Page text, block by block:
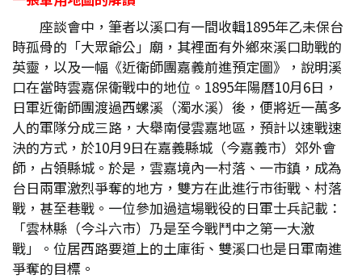
座談會中，筆者以溪口有一間收輯1895年乙未保台
時孤骨的「大眾爺公」廟，其裡面有外鄉來溪口助戰的
英靈，以及一幅《近衛師團嘉義前進預定圖》，說明溪
口在當時雲嘉保衛戰中的地位。1895年陽曆10月6日，
日軍近衛師團渡過西螺溪（濁水溪）後，便將近一萬多
人的軍隊分成三路，大舉南侵雲嘉地區，預計以速戰速
決的方式，於10月9日在嘉義縣城（今嘉義市）郊外會
師，占領縣城。於是，雲嘉境內一村落、一市鎮，成為
台日兩軍激烈爭奪的地方，雙方在此進行市街戰、村落
戰，甚至巷戰。一位參加過這場戰役的日軍士兵記載：
「雲林縣（今斗六市）乃是至今戰鬥中之第一大激
戰」。位居西路要道上的土庫街、雙溪口也是日軍南進
爭奪的目標。